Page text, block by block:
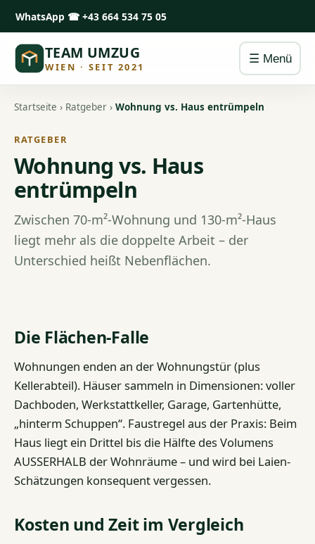
WhatsApp ☎ +43 664 534 75 05
TEAM UMZUG
WIEN · SEIT 2021
☰ Menü
Startseite › Ratgeber › Wohnung vs. Haus entrümpeln
RATGEBER
Wohnung vs. Haus
entrümpeln
Zwischen 70-m²-Wohnung und 130-m²-Haus
liegt mehr als die doppelte Arbeit – der
Unterschied heißt Nebenflächen.
Die Flächen-Falle
Wohnungen enden an der Wohnungstür (plus
Kellerabteil). Häuser sammeln in Dimensionen: voller
Dachboden, Werkstattkeller, Garage, Gartenhütte,
„hinterm Schuppen“. Faustregel aus der Praxis: Beim
Haus liegt ein Drittel bis die Hälfte des Volumens
AUSSERHALB der Wohnräume – und wird bei Laien-
Schätzungen konsequent vergessen.
Kosten und Zeit im Vergleich